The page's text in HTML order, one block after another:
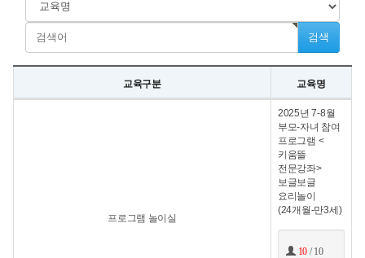
검색
교육구분 교육명
프로그램 놀이실
2025년 7-8월
부모-자녀 참여
프로그램 <
키움뜰
전문강좌>
보글보글
요리놀이
(24개월-만3세)
10/ 10